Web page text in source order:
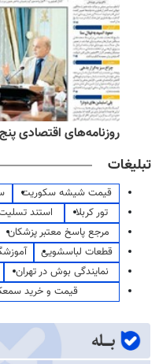
روزنامه‌های اقتصادی پنج‌شنبه ۱۵
تبلیغات
قیمت شیشه سکوریت
تور کربلا
استند
مرجع پاسخ معتبر پزشکان
قطعات لباسشویی
نمایندگی بوش در تهران
قیمت و خرید